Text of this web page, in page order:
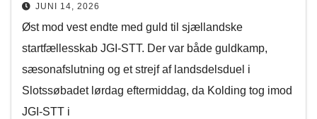
JUNI 14, 2026
Øst mod vest endte med guld til sjællandske
startfællesskab JGI-STT. Der var både guldkamp,
sæsonafslutning og et strejf af landsdelsduel i
Slotssøbadet lørdag eftermiddag, da Kolding tog imod
JGI-STT i